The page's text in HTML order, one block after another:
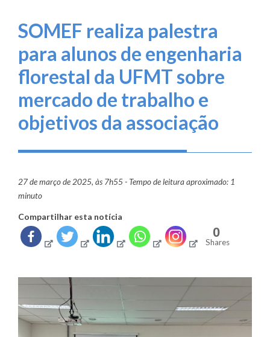
SOMEF realiza palestra
para alunos de engenharia
florestal da UFMT sobre
mercado de trabalho e
objetivos da associação
27 de março de 2025, às 7h55 - Tempo de leitura aproximado: 1
minuto
Compartilhar esta notícia
0
Shares